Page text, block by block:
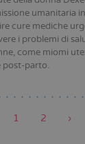
umanitaria
cure mediche
i problemi di
come miomi
post-parto.
Pagina
1 Pagina
2 ›